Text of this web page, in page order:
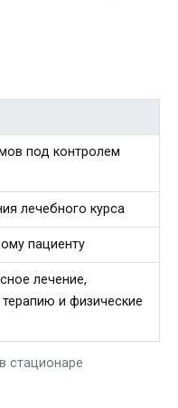
стационаре
под контролем
лечебного курса
пациенту
лечение,
и физические